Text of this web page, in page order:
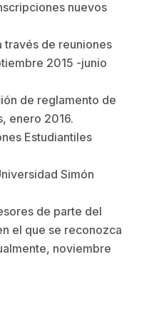
nuevos
través de reuniones
2015 -junio
de reglamento de
enero 2016.
Estudiantiles
Simón
de parte del
el que se reconozca
noviembre